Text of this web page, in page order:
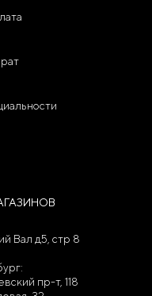
Вал д5, стр 8
пр-т, 118